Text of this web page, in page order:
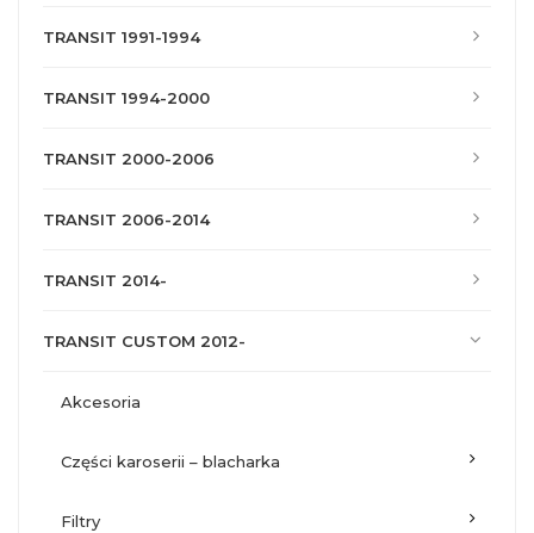
TRANSIT 1991-1994
TRANSIT 1994-2000
TRANSIT 2000-2006
TRANSIT 2006-2014
TRANSIT 2014-
TRANSIT CUSTOM 2012-
akcesoria
części karoserii – blacharka
filtry